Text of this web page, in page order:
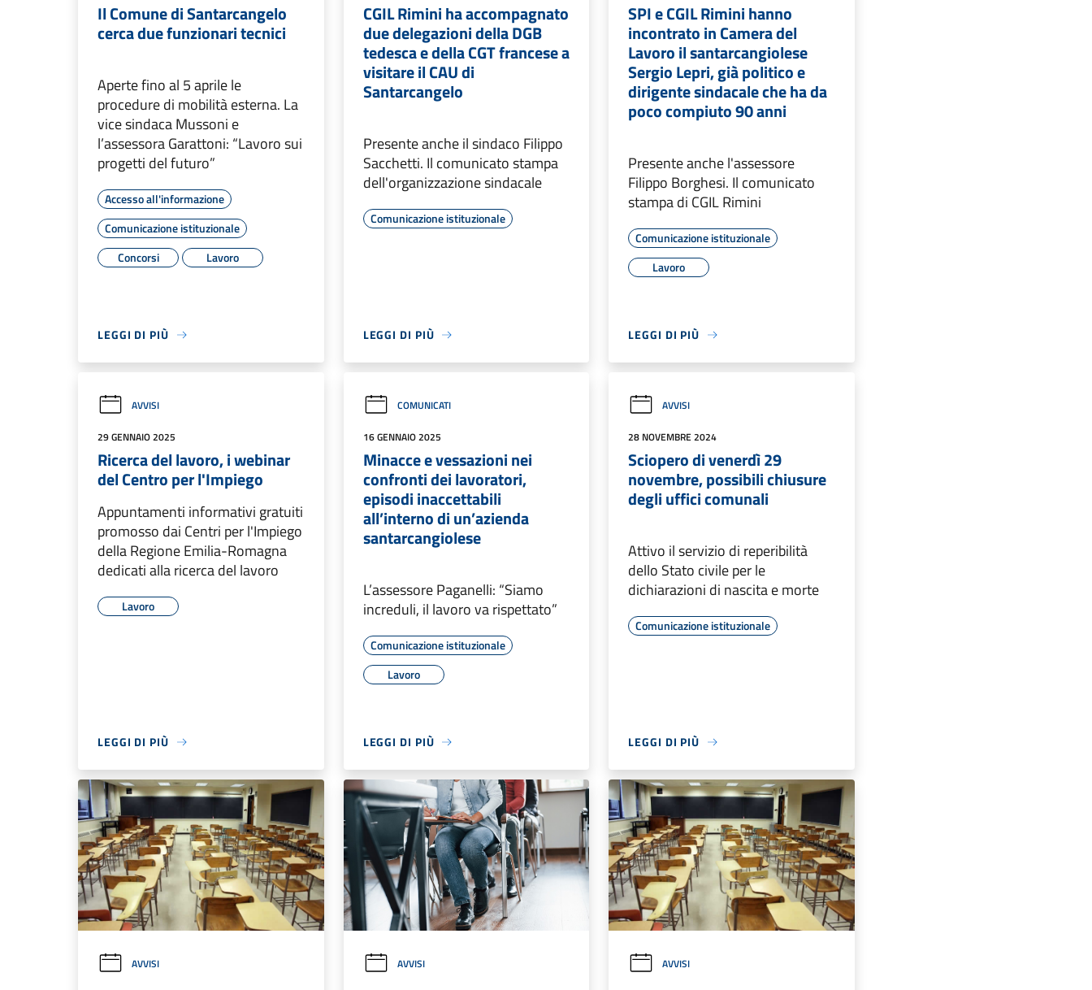
Il Comune di Santarcangelo
cerca due funzionari tecnici
Aperte fino al 5 aprile le
procedure di mobilità esterna. La
vice sindaca Mussoni e
l’assessora Garattoni: “Lavoro sui
progetti del futuro”
Accesso all'informazione
Comunicazione istituzionale
Concorsi
Lavoro
LEGGI DI PIÙ
CGIL Rimini ha accompagnato
due delegazioni della DGB
tedesca e della CGT francese a
visitare il CAU di
Santarcangelo
Presente anche il sindaco Filippo
Sacchetti. Il comunicato stampa
dell'organizzazione sindacale
Comunicazione istituzionale
LEGGI DI PIÙ
SPI e CGIL Rimini hanno
incontrato in Camera del
Lavoro il santarcangiolese
Sergio Lepri, già politico e
dirigente sindacale che ha da
poco compiuto 90 anni
Presente anche l'assessore
Filippo Borghesi. Il comunicato
stampa di CGIL Rimini
Comunicazione istituzionale
Lavoro
LEGGI DI PIÙ
AVVISI
29 GENNAIO 2025
Ricerca del lavoro, i webinar
del Centro per l'Impiego
Appuntamenti informativi gratuiti
promosso dai Centri per l'Impiego
della Regione Emilia-Romagna
dedicati alla ricerca del lavoro
Lavoro
LEGGI DI PIÙ
COMUNICATI
16 GENNAIO 2025
Minacce e vessazioni nei
confronti dei lavoratori,
episodi inaccettabili
all’interno di un’azienda
santarcangiolese
L’assessore Paganelli: “Siamo
increduli, il lavoro va rispettato”
Comunicazione istituzionale
Lavoro
LEGGI DI PIÙ
AVVISI
28 NOVEMBRE 2024
Sciopero di venerdì 29
novembre, possibili chiusure
degli uffici comunali
Attivo il servizio di reperibilità
dello Stato civile per le
dichiarazioni di nascita e morte
Comunicazione istituzionale
LEGGI DI PIÙ
AVVISI AVVISI AVVISI